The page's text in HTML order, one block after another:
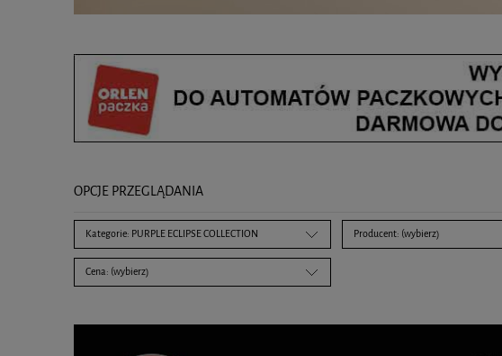
OPCJE PRZEGLĄDANIA
Kategorie: PURPLE ECLIPSE COLLECTION Producent: (wybierz)
Cena: (wybierz)